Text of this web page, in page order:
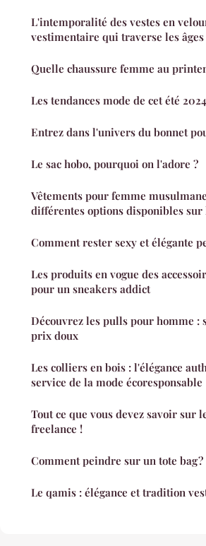
L'intemporalité des vestes en
vestimentaire qui traverse les âges
Quelle chaussure femme au
Les tendances mode de cet été
Entrez dans l'univers du bonnet
Le sac hobo, pourquoi on l'adore ?
Vêtements pour femme
différentes options disponibles sur
Comment rester sexy et élégante
Les produits en vogue des
pour un sneakers addict
Découvrez les pulls pour homme :
prix doux
Les colliers en bois : l'élégance
service de la mode écoresponsable
Tout ce que vous devez savoir sur
freelance !
Comment peindre sur un tote bag ?
Le qamis : élégance et tradition